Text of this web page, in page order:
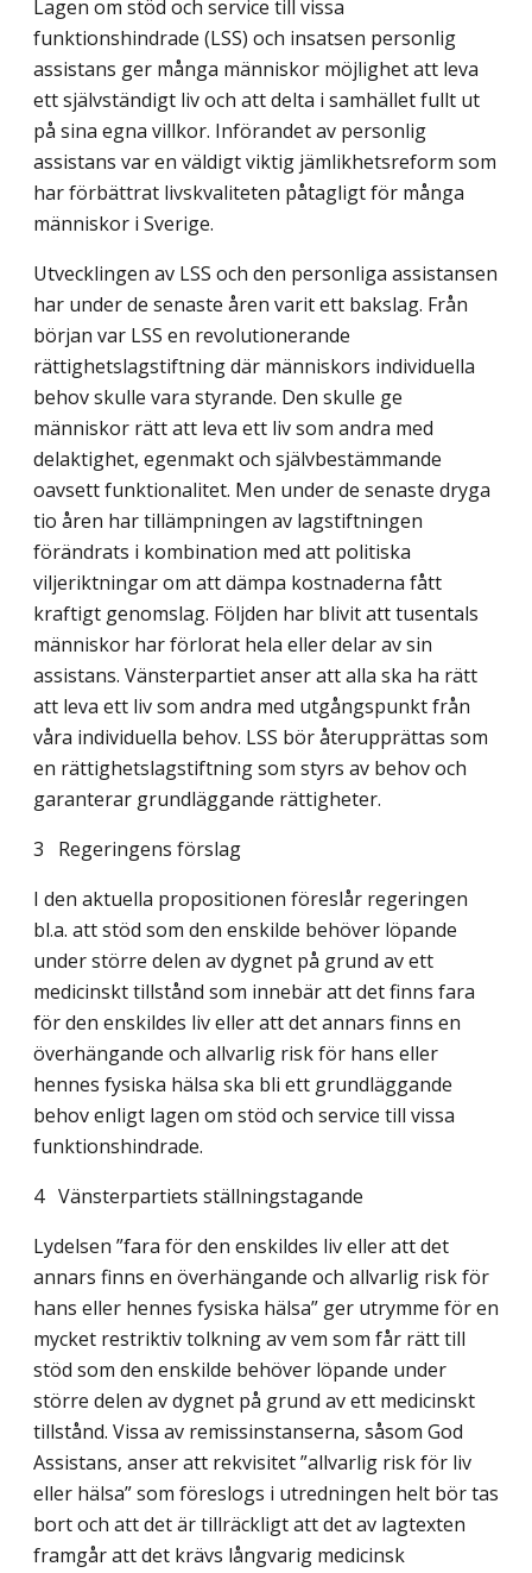
Lagen om stöd och service till vissa
funktionshindrade (LSS) och insatsen personlig
assistans ger många människor möjlighet att leva
ett självständigt liv och att delta i samhället fullt ut
på sina egna villkor. Införandet av personlig
assistans var en väldigt viktig jämlikhetsreform som
har förbättrat livskvaliteten påtagligt för många
människor i Sverige.
Utvecklingen av LSS och den personliga assistansen
har under de senaste åren varit ett bakslag. Från
början var LSS en revolutionerande
rättighetslagstiftning där männi­skors individuella
behov skulle vara styrande. Den skulle ge
människor rätt att leva ett liv som andra med
delaktighet, egenmakt och självbestämmande
oavsett funktionalitet. Men under de senaste dryga
tio åren har tillämpningen av lagstiftningen
förändrats i kombination med att politiska
viljeriktningar om att dämpa kostnaderna fått
kraftigt genomslag. Följden har blivit att tusentals
människor har förlorat hela eller delar av sin
assistans. Vänsterpartiet anser att alla ska ha rätt
att leva ett liv som andra med utgångspunkt från
våra individuella behov. LSS bör återupprättas som
en rättighetslag­stiftning som styrs av behov och
garanterar grundläggande rättigheter.
3 Regeringens förslag
I den aktuella propositionen föreslår regeringen
bl.a. att stöd som den enskilde behöver löpande
under större delen av dygnet på grund av ett
medicinskt tillstånd som innebär att det finns fara
för den enskildes liv eller att det annars finns en
överhängande och allvarlig risk för hans eller
hennes fysiska hälsa ska bli ett grundläggande
behov enligt lagen om stöd och service till vissa
funktionshindrade.
4 Vänsterpartiets ställningstagande
Lydelsen ”fara för den enskildes liv eller att det
annars finns en överhängande och allvarlig risk för
hans eller hennes fysiska hälsa” ger utrymme för en
mycket restriktiv tolkning av vem som får rätt till
stöd som den enskilde behöver löpande under
större delen av dygnet på grund av ett medicinskt
tillstånd. Vissa av remissinstanserna, såsom God
Assistans, anser att rekvisitet ”allvarlig risk för liv
eller hälsa” som föreslogs i utredningen helt bör tas
bort och att det är tillräckligt att det av lagtexten
framgår att det krävs långvarig medicinsk